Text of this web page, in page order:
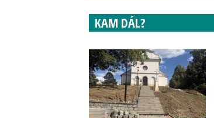
KAM DÁL?